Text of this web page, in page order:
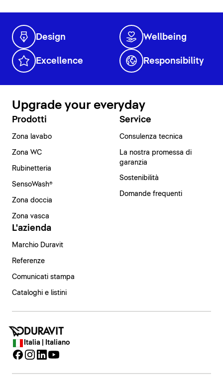
Design Wellbeing
Excellence Responsibility
Upgrade your everyday
Prodotti
Zona lavabo
Zona WC
Rubinetteria
SensoWash®
Zona doccia
Zona vasca
Service
Consulenza tecnica
La nostra promessa di
garanzia
Sostenibilità
Domande frequenti
L'azienda
Marchio Duravit
Referenze
Comunicati stampa
Cataloghi e listini
Italia | Italiano